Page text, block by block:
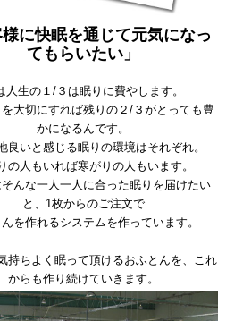
様に快眠を通じて元気になっ
てもらいたい」
人生の１/３は眠りに費やします。
大切にすれば残りの２/３がとっても豊
かになるんです。
良いと感じる眠りの環境はそれぞれ。
の人もいれば寒がりの人もいます。
んな一人一人に合った眠りを届けたい
と、1枚からのご注文で
を作れるシステムを作っています。
持ちよく眠って頂けるおふとんを、これ
からも作り続けていきます。